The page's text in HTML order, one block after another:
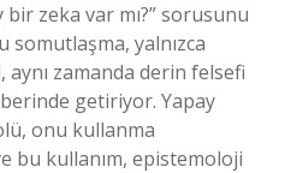
zeka var mı?” sorusunu
somutlaşma, yalnızca
aynı zamanda derin felsefi
getiriyor. Yapay
onu kullanma
bu kullanım, epistemoloji